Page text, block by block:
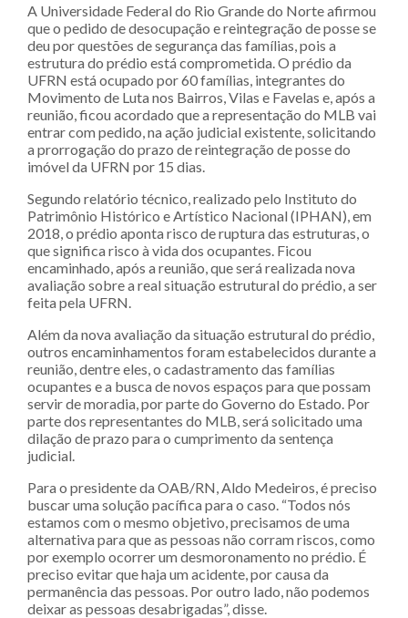
A Universidade Federal do Rio Grande do Norte afirmou
que o pedido de desocupação e reintegração de posse se
deu por questões de segurança das famílias, pois a
estrutura do prédio está comprometida. O prédio da
UFRN está ocupado por 60 famílias, integrantes do
Movimento de Luta nos Bairros, Vilas e Favelas e, após a
reunião, ficou acordado que a representação do MLB vai
entrar com pedido, na ação judicial existente, solicitando
a prorrogação do prazo de reintegração de posse do
imóvel da UFRN por 15 dias.
Segundo relatório técnico, realizado pelo Instituto do
Patrimônio Histórico e Artístico Nacional (IPHAN), em
2018, o prédio aponta risco de ruptura das estruturas, o
que significa risco à vida dos ocupantes. Ficou
encaminhado, após a reunião, que será realizada nova
avaliação sobre a real situação estrutural do prédio, a ser
feita pela UFRN.
Além da nova avaliação da situação estrutural do prédio,
outros encaminhamentos foram estabelecidos durante a
reunião, dentre eles, o cadastramento das famílias
ocupantes e a busca de novos espaços para que possam
servir de moradia, por parte do Governo do Estado. Por
parte dos representantes do MLB, será solicitado uma
dilação de prazo para o cumprimento da sentença
judicial.
Para o presidente da OAB/RN, Aldo Medeiros, é preciso
buscar uma solução pacífica para o caso. “Todos nós
estamos com o mesmo objetivo, precisamos de uma
alternativa para que as pessoas não corram riscos, como
por exemplo ocorrer um desmoronamento no prédio. É
preciso evitar que haja um acidente, por causa da
permanência das pessoas. Por outro lado, não podemos
deixar as pessoas desabrigadas”, disse.